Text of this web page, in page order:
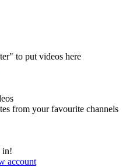
to put videos here
from your favourite channels
in!
account